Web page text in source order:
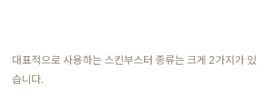
대표적으로 사용하는 스킨부스터 종류는 크게 2가지가 있
습니다.